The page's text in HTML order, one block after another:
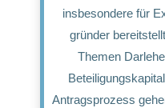
insbesondere für
gründer
Themen
Antragsprozess